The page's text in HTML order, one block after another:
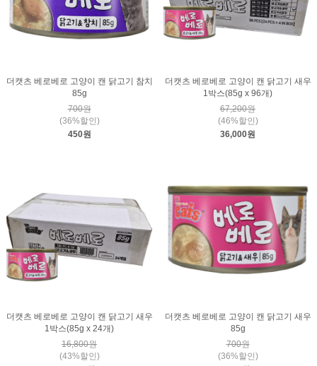
더캣츠 베로베로 고양이 캔 닭고기 참치
85g
700원
(36%할인)
450원
더캣츠 베로베로 고양이 캔 닭고기 새우
1박스(85g x 96개)
67,200원
(46%할인)
36,000원
더캣츠 베로베로 고양이 캔 닭고기 새우
1박스(85g x 24개)
16,800원
(43%할인)
더캣츠 베로베로 고양이 캔 닭고기 새우
85g
700원
(36%할인)